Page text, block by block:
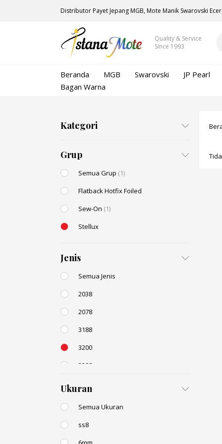
Distributor Payet Jepang MGB, Mote Manik Swarovski
Quality & Service
Since 1993
Beranda MGB Swarovski JP Pearl
Bagan Warna
Kategori
Grup
Semua Grup (1)
Flatback Hotfix Foiled
Sew-On (1)
Stellux
Jenis
Semua Jenis
2038
2078
3188
3200
3288
Ukuran
Semua Ukuran
ss8